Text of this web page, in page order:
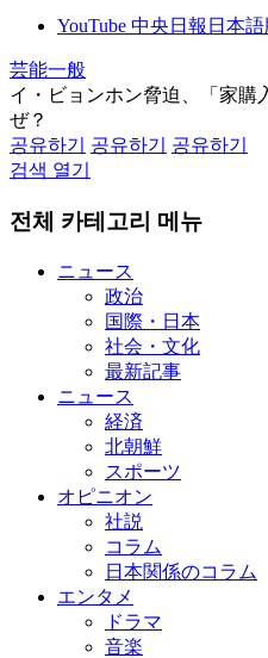
YouTube 中央日報日本語
芸能一般
イ・ビョンホン脅迫、「家
ぜ？
공유하기
공유하기
공유하기
검색 열기
전체 카테고리 메뉴
ニュース
政治
国際・日本
社会・文化
最新記事
ニュース
経済
北朝鮮
スポーツ
オピニオン
社説
コラム
日本関係のコラム
エンタメ
ドラマ
音楽